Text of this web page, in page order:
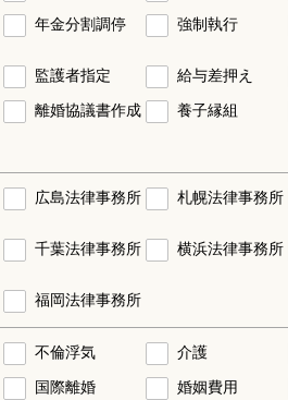
年金分割調停 強制執行
監護者指定 給与差押え
離婚協議書作成 養子縁組
広島法律事務所 札幌法律事務所
千葉法律事務所 横浜法律事務所
福岡法律事務所
不倫浮気 介護
国際離婚 婚姻費用